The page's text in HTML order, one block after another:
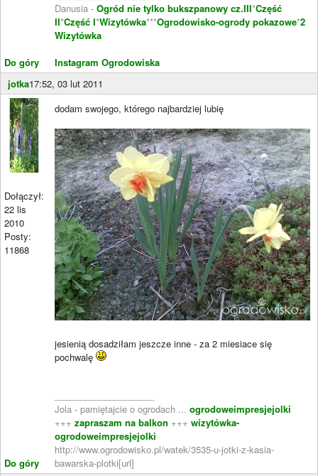
Do góry
Danusia - Ogród nie tylko bukszpanowy cz.III*Część
II*Część I*Wizytówka***Ogrodowisko-ogrody pokazowe*2
Wizytówka
Instagram Ogrodowiska
jotka17:52, 03 lut 2011
Dołączył:
22 lis
2010
Posty:
11868
Do góry
dodam swojego, którego najbardziej lubię
jesienią dosadziłam jeszcze inne - za 2 miesiace się
pochwalę
Jola - pamiętajcie o ogrodach ... ogrodoweimpresjejolki
+++ zapraszam na balkon +++ wizytówka-
ogrodoweimpresjejolki
http://www.ogrodowisko.pl/watek/3535-u-jotki-z-kasia-
bawarska-plotki[url]